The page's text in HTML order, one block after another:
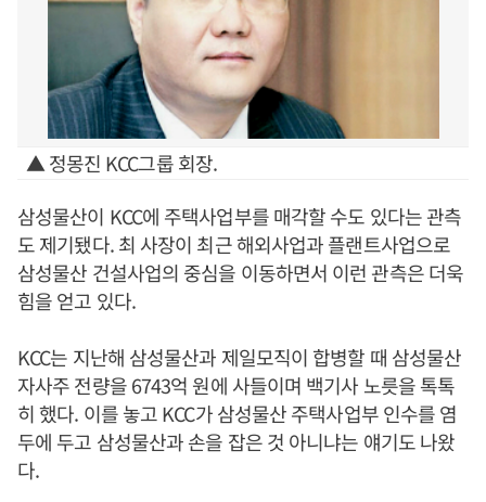
▲ 정몽진 KCC그룹 회장.
삼성물산이 KCC에 주택사업부를 매각할 수도 있다는 관측
도 제기됐다. 최 사장이 최근 해외사업과 플랜트사업으로
삼성물산 건설사업의 중심을 이동하면서 이런 관측은 더욱
힘을 얻고 있다.
KCC는 지난해 삼성물산과 제일모직이 합병할 때 삼성물산
자사주 전량을 6743억 원에 사들이며 백기사 노릇을 톡톡
히 했다. 이를 놓고 KCC가 삼성물산 주택사업부 인수를 염
두에 두고 삼성물산과 손을 잡은 것 아니냐는 얘기도 나왔
다.